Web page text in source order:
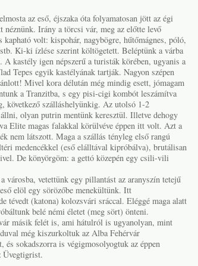
az eső, éjszaka óta folyamatosan jött az égi
néznünk. Irány a törcsi vár, meg az előtte levő
kapható volt: kispohár, nagybögre, hűtőmágnes, póló,
Ki-ki ízlése szerint költögetett. Beléptünk a várba
A kastély igen népszerű a turisták körében, ugyanis a
Tepes egyik kastélyának tartják. Nagyon szépen
Mivel kora délután még mindig esett, jómagam
a Tranzitba, s egy pisi-cigi kombót leszámítva
következő szálláshelyünkig. Az utolsó 1-2
olyan putrin mentünk keresztül. Illetve dehogy
Elite magas falakkal körülvéve éppen itt volt. Azt a
nem látszott. Maga a szállás tényleg első rangú
medencékkel (eső elálltával kipróbálva), brutálisan
De könyörgöm: a gettó közepén egy csili-vili
városba, vetettünk egy pillantást az aranyszín tetejű
elöl egy sörözőbe menekültünk. Itt
tévedt (katona) kolozsvári sráccal. Eléggé maga alatt
belé némi életet (meg sört) önteni.
másik felét is, ami hátulról is ugyanolyan, mint
még kiszurkoltuk az Alba Fehérvár
és sokadszorra is végigmosolyogtuk az éppen
Üvegtigrist.